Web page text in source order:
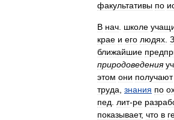
факультативы по
В нач школе
крае и его людях
ближайшие
природоведения
этом они получают
труда знания по
пед
лит-ре
показывает, что в